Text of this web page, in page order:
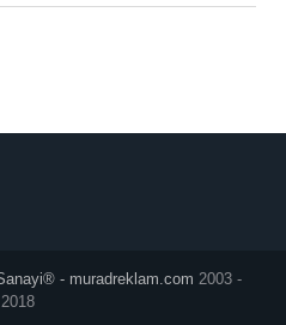
- muradreklam.com 2003 -
2018